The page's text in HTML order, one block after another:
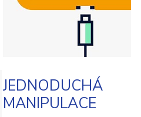
JEDNODUCHÁ
MANIPULACE